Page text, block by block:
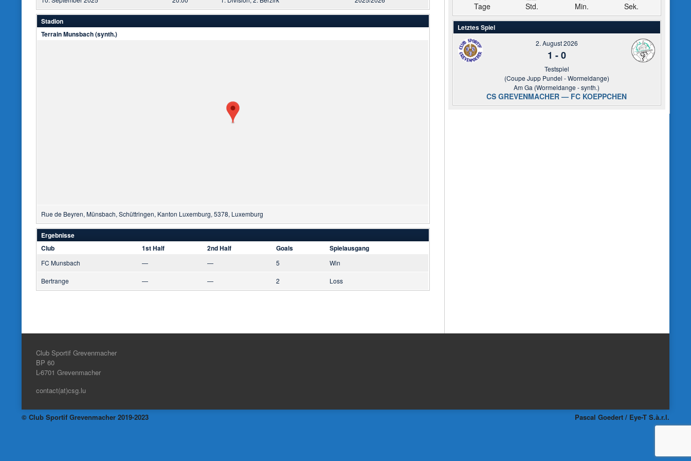
Stadion
Terrain Munsbach (synth.)
Rue de Beyren, Münsbach, Schüttringen, Kanton Luxemburg, 5378, Luxemburg
Ergebnisse
Club
1st Half 2nd Half Goals Spielausgang
FC Munsbach — — 5 Win
Bertrange — — 2 Loss
Tage Std. Min. Sek.
Letztes Spiel
2. August 2026
1 -0
Testspiel
(Coupe Jupp Pundel - Wormeldange)
Am Ga (Wormeldange - synth.)
CS GREVENMACHER — FC KOEPPCHEN
Club Sportif Grevenmacher
BP 60
L-6701 Grevenmacher
contact(at)csg.lu
© Club Sportif Grevenmacher 2019-2023 Pascal Goedert / Eye-T S.à.r.l.